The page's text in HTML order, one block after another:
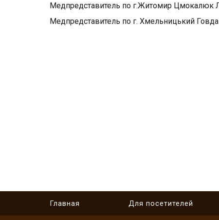
Медпредставитель по г.Житомир Цмокалюк
Медпредставитель по г. Хмельницький
Главная Для посетителей